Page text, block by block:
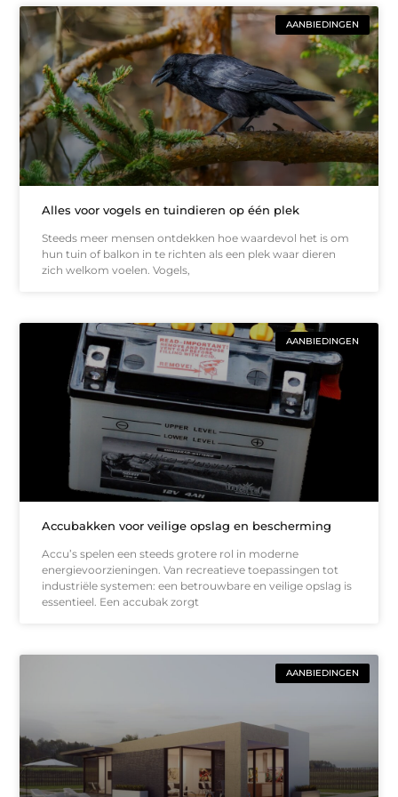
AANBIEDINGEN
Alles voor vogels en tuindieren op één plek
Steeds meer mensen ontdekken hoe waardevol het is om
hun tuin of balkon in te richten als een plek waar dieren
zich welkom voelen. Vogels,
AANBIEDINGEN
Accubakken voor veilige opslag en bescherming
Accu’s spelen een steeds grotere rol in moderne
energievoorzieningen. Van recreatieve toepassingen tot
industriële systemen: een betrouwbare en veilige opslag is
essentieel. Een accubak zorgt
AANBIEDINGEN